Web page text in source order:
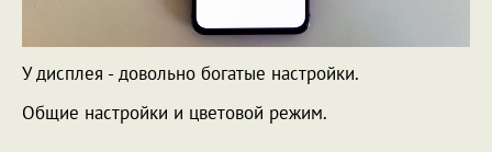
У дисплея - довольно богатые настройки.
Общие настройки и цветовой режим.